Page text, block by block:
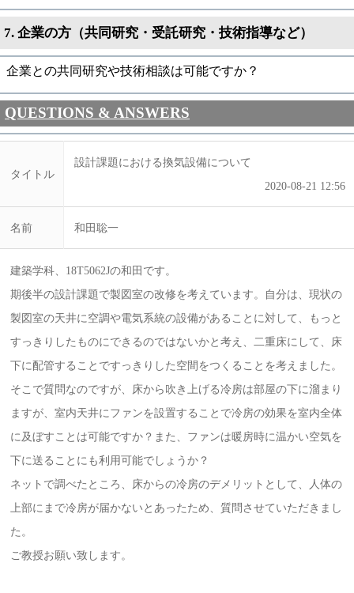
7. 企業の方（共同研究・受託研究・技術指導など）
企業との共同研究や技術相談は可能ですか？
QUESTIONS & ANSWERS
タイトル
設計課題における換気設備について
2020-08-21 12:56
名前 和田聡一
建築学科、18T5062Jの和田です。
期後半の設計課題で製図室の改修を考えています。自分は、現状の
製図室の天井に空調や電気系統の設備があることに対して、もっと
すっきりしたものにできるのではないかと考え、二重床にして、床
下に配管することですっきりした空間をつくることを考えました。
そこで質問なのですが、床から吹き上げる冷房は部屋の下に溜まり
ますが、室内天井にファンを設置することで冷房の効果を室内全体
に及ぼすことは可能ですか？また、ファンは暖房時に温かい空気を
下に送ることにも利用可能でしょうか？
ネットで調べたところ、床からの冷房のデメリットとして、人体の
上部にまで冷房が届かないとあったため、質問させていただきまし
た。
ご教授お願い致します。